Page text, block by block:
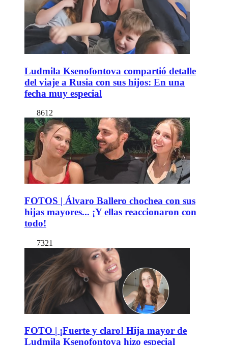
Ludmila Ksenofontova compartió detalle
del viaje a Rusia con sus hijos: En una
fecha muy especial
8612
FOTOS | Álvaro Ballero chochea con sus
hijas mayores... ¡Y ellas reaccionaron con
todo!
7321
FOTO | ¡Fuerte y claro! Hija mayor de
Ludmila Ksenofontova hizo especial